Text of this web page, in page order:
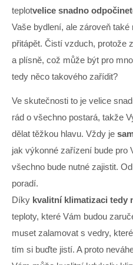
teplotvelice snadno
Vaše bydlení, ale zároveň
přitápět. Čistí vzduch, protože
a plísně, což může být pro
tedy něco takového zařídit?
Ve skutečnosti to je velice
rád o všechno postará, takže
dělat těžkou hlavu. Vždy je
jak výkonné zařízení bude pro
všechno bude nutné zajistit.
poradí.
Díky kvalitní klimatizaci tedy
teploty, které Vám budou
muset zalamovat s vedry,
tím si buďte jistí. A proto